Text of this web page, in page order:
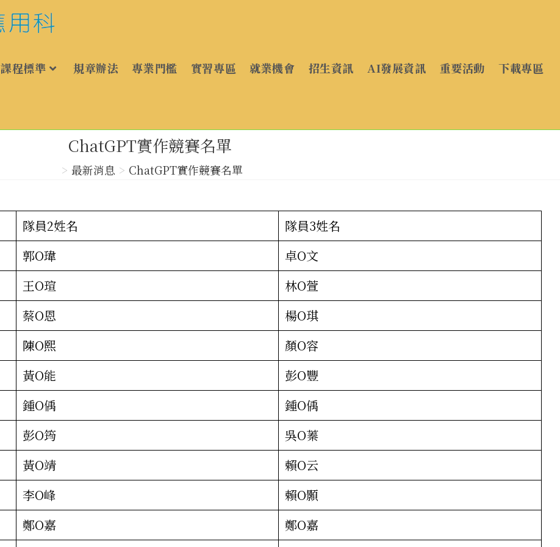
課程標準 規章辦法 專業門檻 實習專區 就業機會 招生資訊 AI發展資訊 重要活動 下載專區
ChatGPT實作競賽名單
> 最新消息 > ChatGPT實作競賽名單
隊員2姓名
隊員3姓名
郭O瑋
卓O文
王O瑄
林O萱
蔡O恩
楊O琪
陳O熙
顏O容
黃O能
彭O豐
鍾O偊
鍾O偊
彭O筠
吳O蓁
黃O靖
賴O云
李O峰
賴O顥
鄭O嘉
鄭O嘉